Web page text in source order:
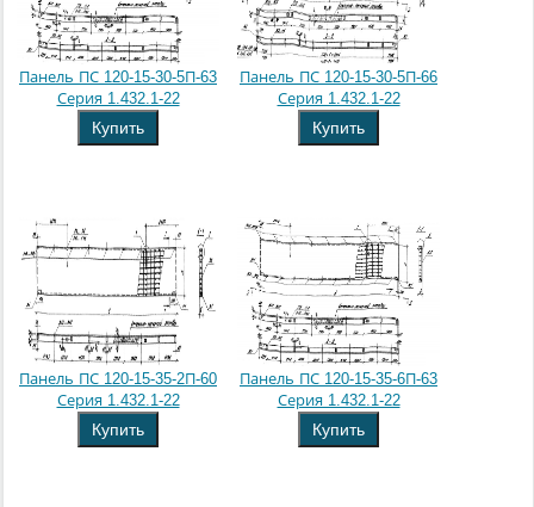
Панель ПС 120-15-30-5П-63
Серия 1.432.1-22
Купить
Панель ПС 120-15-30-5П-66
Серия 1.432.1-22
Купить
Панель ПС 120-15-35-2П-60
Серия 1.432.1-22
Купить
Панель ПС 120-15-35-6П-63
Серия 1.432.1-22
Купить